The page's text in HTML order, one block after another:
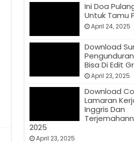
Ini Doa
Untuk Tamu
April 24, 2025
Download
Pengunduran
Bisa Di Edit
April 23, 2025
Download
Lamaran
Inggris Dan
2025
April 23, 2025